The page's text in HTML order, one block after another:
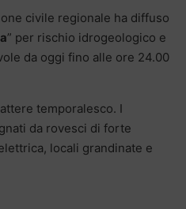
civile regionale ha diffuso
” per rischio idrogeologico e
da oggi fino alle ore 24.00
temporalesco. I
da rovesci di forte
locali grandinate e